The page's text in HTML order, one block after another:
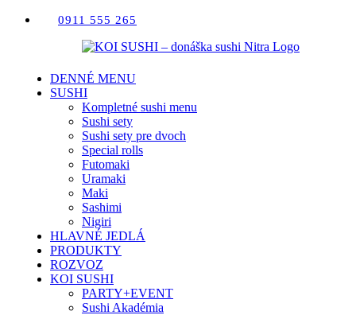
Skip
0911 555 265
DENNÉ MENU
SUSHI
Kompletné sushi menu
Sushi sety
Sushi sety pre dvoch
Special rolls
Futomaki
Uramaki
Maki
Sashimi
Nigiri
HLAVNÉ JEDLÁ
PRODUKTY
ROZVOZ
KOI SUSHI
PARTY+EVENT
Sushi Akadémia